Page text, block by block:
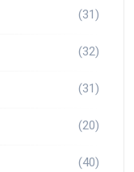
(31)
(32)
(31)
(20)
(40)